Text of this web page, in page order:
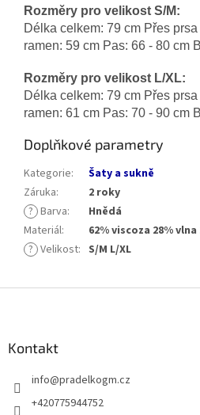
Rozměry pro velikost S/M:
Délka celkem: 79 cm Přes
ramen: 59 cm Pas: 66 - 80 cm
Rozměry pro velikost L/XL:
Délka celkem: 79 cm Přes
ramen: 61 cm Pas: 70 - 90 cm
Doplňkové parametry
Kategorie:
Šaty a sukně
Záruka:
2 roky
? Barva:
Hnědá
Materiál:
62% viscoza 28%
? Velikost: S/M L/XL
Kontakt
info@pradelkogm.cz
+420775944752